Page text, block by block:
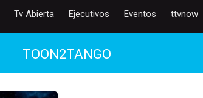
Tv Abierta Ejecutivos Eventos ttvnow
TOON2TANGO